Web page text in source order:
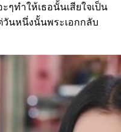
ๆทำให้เธอนั้นเสียใจเป็น
วันหนึ่งนั้นพระเอกกลับ